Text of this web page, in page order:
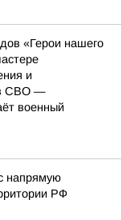
«Герои нашего
и
СВО —
военный
напрямую
РФ